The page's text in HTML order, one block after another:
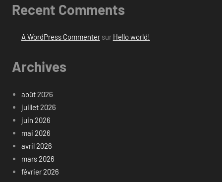
Recent Comments
A WordPress Commentersur Hello world!
Archives
août 2026
juillet 2026
juin 2026
mai 2026
avril 2026
mars 2026
février 2026